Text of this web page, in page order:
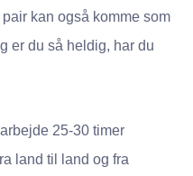
kan også komme som
er du så heldig, har du
25-30 timer
land til land og fra